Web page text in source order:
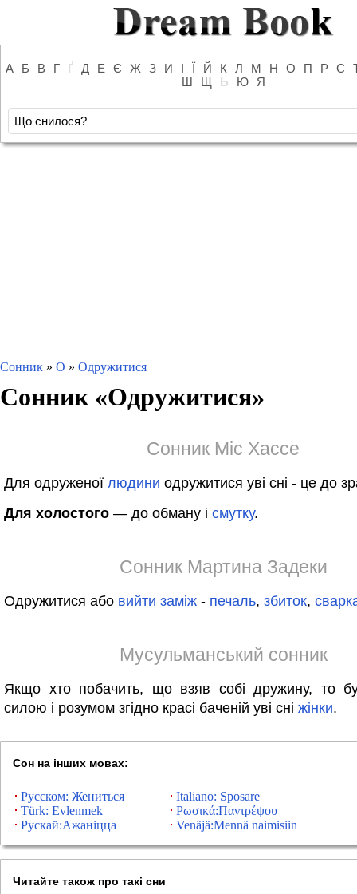
А Б В Г Ґ Д Е Є Ж З И І Ї Й К Л М Н О П Р С
Ш
Щ Ь Ю Я
Сонник » О » Одружитися
Сонник «Одружитися»
Сонник Міс Хассе
Для одруженої людини одружитися уві сні - це до
Для холостого — до обману і смутку.
Сонник Мартина Задеки
Одружитися або вийти заміж - печаль, збиток,
Мусульманський сонник
Якщо хто побачить, що взяв собі дружину, то
силою і розумом згідно красі баченій уві сні жінки.
Сон на інших мовах:
Русском: Жениться
Italiano: Sposare
Türk: Evlenmek
Ρωσικά:Παντρέψου
Рускай:Ажаніцца
Venäjä:Mennä naimisiin
Читайте також про такі сни